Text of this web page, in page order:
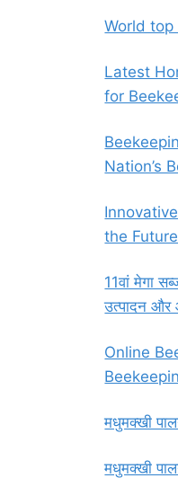
World
Latest
for
Nation’s
the
11वां मेगा
उत्पादन और
Online
मधुमक्खी
मधुमक्खी